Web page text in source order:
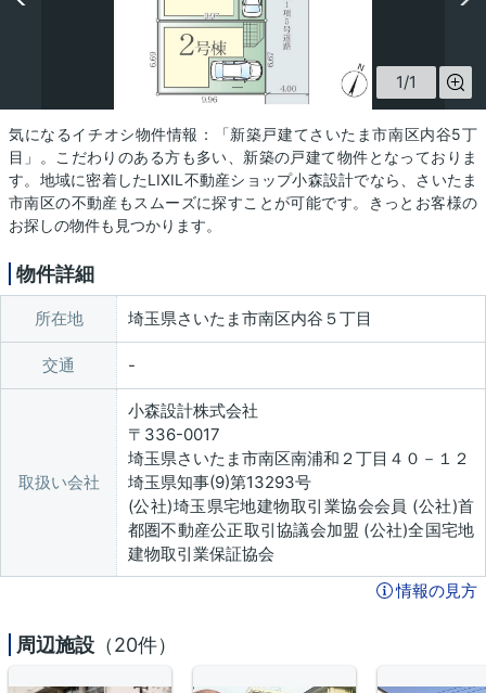
1/1
気になるイチオシ物件情報：「新築戸建てさいたま市南区内谷5丁
目」。こだわりのある方も多い、新築の戸建て物件となっておりま
す。地域に密着したLIXIL不動産ショップ小森設計でなら、さいたま
市南区の不動産もスムーズに探すことが可能です。きっとお客様の
お探しの物件も見つかります。
物件詳細
所在地 埼玉県さいたま市南区内谷５丁目
交通
取扱い会社
小森設計株式会社
〒336-0017
埼玉県さいたま市南区南浦和２丁目４０－１２
埼玉県知事(9)第13293号
(公社)埼玉県宅地建物取引業協会会員 (公社)首
都圏不動産公正取引協議会加盟 (公社)全国宅地
建物取引業保証協会
情報の見方
周辺施設 （20件）